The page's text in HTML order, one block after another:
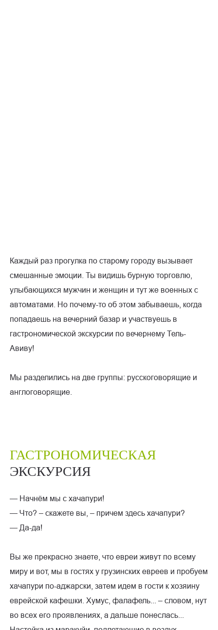
Каждый раз прогулка по старому городу вызывает
смешанные эмоции. Ты видишь бурную торговлю,
улыбающихся мужчин и женщин и тут же военных с
автоматами. Но почему-то об этом забываешь, когда
попадаешь на вечерний базар и участвуешь в
гастрономической экскурсии по вечернему Тель-
Авиву!
Мы разделились на две группы: русскоговорящие и
англоговорящие.
ГАСТРОНОМИЧЕСКАЯ
ЭКСКУРСИЯ
— Начнём мы с хачапури!
— Что? – скажете вы, – причем здесь хачапури?
— Да-да!
Вы же прекрасно знаете, что евреи живут по всему
миру и вот, мы в гостях у грузинских евреев и пробуем
хачапури по-аджарски, затем идем в гости к хозяину
еврейской кафешки. Хумус, фалафель... – словом, нут
во всех его проявлениях, а дальше понеслась...